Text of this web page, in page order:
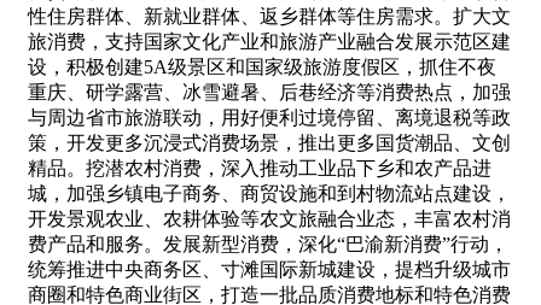
性住房群体、新就业群体、返乡群体等住房需求。扩大文
旅消费，支持国家文化产业和旅游产业融合发展示范区建
设，积极创建5A级景区和国家级旅游度假区，抓住不夜
重庆、研学露营、冰雪避暑、后巷经济等消费热点，加强
与周边省市旅游联动，用好便利过境停留、离境退税等政
策，开发更多沉浸式消费场景，推出更多国货潮品、文创
精品。挖潜农村消费，深入推动工业品下乡和农产品进
城，加强乡镇电子商务、商贸设施和到村物流站点建设，
开发景观农业、农耕体验等农文旅融合业态，丰富农村消
费产品和服务。发展新型消费，深化“巴渝新消费”行动，
统筹推进中央商务区、寸滩国际新城建设，提档升级城市
商圈和特色商业街区，打造一批品质消费地标和特色消费